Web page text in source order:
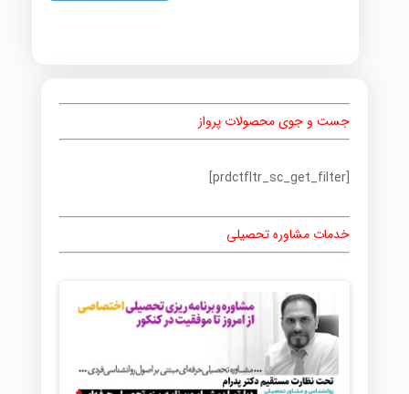
جست و جوی محصولات پرواز
[prdctfltr_sc_get_filter]
خدمات مشاوره تحصیلی